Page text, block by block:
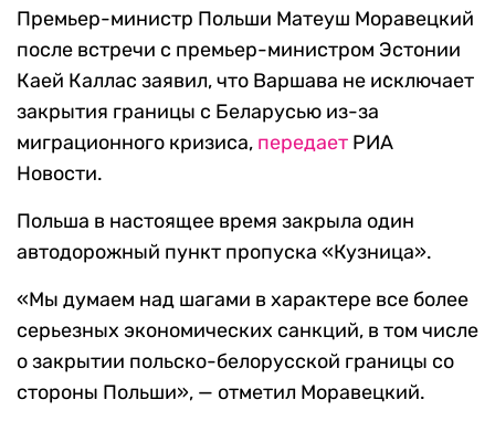
Премьер-министр Польши Матеуш Моравецкий
после встречи с премьер-министром Эстонии
Каей Каллас заявил, что Варшава не исключает
закрытия границы с Беларусью из-за
миграционного кризиса, передает РИА
Новости.
Польша в настоящее время закрыла один
автодорожный пункт пропуска «Кузница».
«Мы думаем над шагами в характере все более
серьезных экономических санкций, в том числе
о закрытии польско-белорусской границы со
стороны Польши», — отметил Моравецкий.